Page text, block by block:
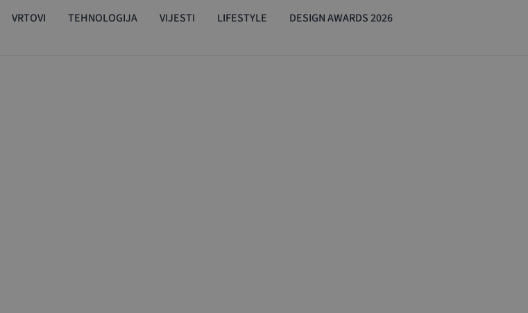
VRTOVI TEHNOLOGIJA VIJESTI LIFESTYLE DESIGN AWARDS 2026